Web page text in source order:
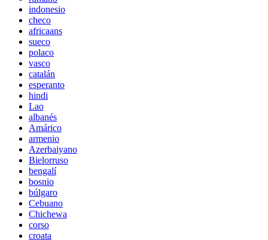
indonesio
checo
africaans
sueco
polaco
vasco
catalán
esperanto
hindi
Lao
albanés
Amárico
armenio
Azerbaiyano
Bielorruso
bengalí
bosnio
búlgaro
Cebuano
Chichewa
corso
croata